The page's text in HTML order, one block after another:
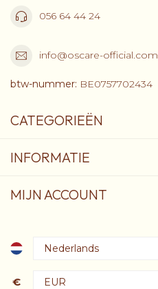
056 64 44 24
info@oscare-official.com
btw-nummer: BE0757702434
CATEGORIEËN
INFORMATIE
MIJN ACCOUNT
€